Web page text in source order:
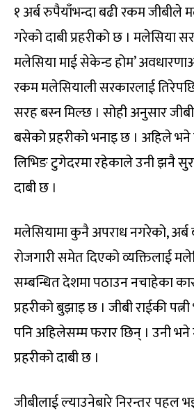
१ अर्ब रुपैयाँभन्दा बढी रकम जीबीले
गरेको दाबी प्रहरीको छ । मलेसिया
मलेसिया माई सेकेन्ड होम’
रकम मलेसियाली सरकारलाई
सरह बस्न मिल्छ । सोही अनुसार
बसेको प्रहरीको भनाइ छ । अहिले
लिभिङ टुगेदरमा रहेकाले उनी झनै
दाबी छ ।
मलेसियामा कुनै अपराध नगरेको, अर्ब
रोजगारी समेत दिएको व्यक्तिलाई
सम्बन्धित देशमा पठाउन नचाहेका
प्रहरीको बुझाइ छ । जीबी राईकी
पनि अहिलेसम्म फरार छिन् । उनी
प्रहरीको दाबी छ ।
जीबीलाई ल्याउनेबारे निरन्तर पहल